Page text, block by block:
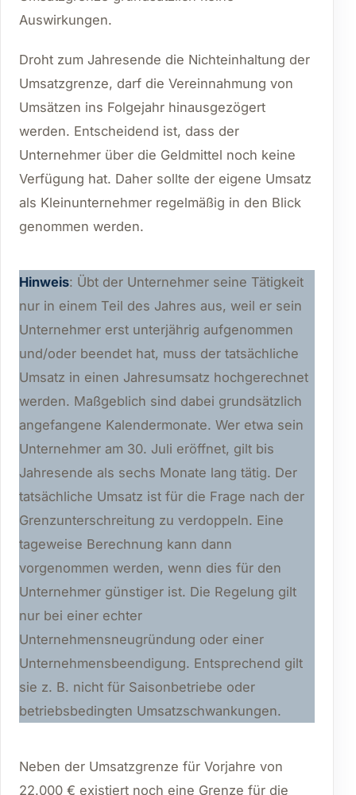
Auswirkungen.
Droht zum Jahresende die Nichteinhaltung der
Umsatzgrenze, darf die Vereinnahmung von
Umsätzen ins Folgejahr hinausgezögert
werden. Entscheidend ist, dass der
Unternehmer über die Geldmittel noch keine
Verfügung hat. Daher sollte der eigene Umsatz
als Kleinunternehmer regelmäßig in den Blick
genommen werden.
Hinweis: Übt der Unternehmer seine Tätigkeit
nur in einem Teil des Jahres aus, weil er sein
Unternehmer erst unterjährig aufgenommen
und/oder beendet hat, muss der tatsächliche
Umsatz in einen Jahresumsatz hochgerechnet
werden. Maßgeblich sind dabei grundsätzlich
angefangene Kalendermonate. Wer etwa sein
Unternehmer am 30. Juli eröffnet, gilt bis
Jahresende als sechs Monate lang tätig. Der
tatsächliche Umsatz ist für die Frage nach der
Grenzunterschreitung zu verdoppeln. Eine
tageweise Berechnung kann dann
vorgenommen werden, wenn dies für den
Unternehmer günstiger ist. Die Regelung gilt
nur bei einer echter
Unternehmensneugründung oder einer
Unternehmensbeendigung. Entsprechend gilt
sie z. B. nicht für Saisonbetriebe oder
betriebsbedingten Umsatzschwankungen.
Neben der Umsatzgrenze für Vorjahre von
22.000 € existiert noch eine Grenze für die